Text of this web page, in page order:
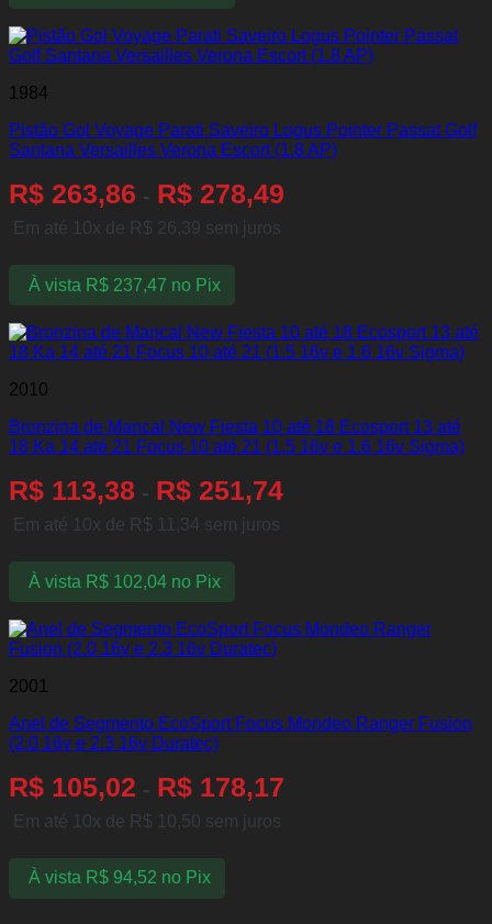
1984
Pistão Gol Voyage Parati Saveiro Logus Pointer Passat Golf
Santana Versailles Verona Escort (1.8 AP)
R$ 263,86 - R$ 278,49
Em até 10x de R$ 26,39 sem juros
À vista R$237,47 no Pix
2010
Bronzina de Mancal New Fiesta 10 até 18 Ecosport 13 até
18 Ka 14 até 21 Focus 10 até 21 (1.5 16v e 1.6 16v Sigma)
R$ 113,38 - R$ 251,74
Em até 10x de R$ 11,34 sem juros
À vista R$102,04 no Pix
2001
Anel de Segmento EcoSport Focus Mondeo Ranger Fusion
(2.0 16v e 2.3 16v Duratec)
R$ 105,02 - R$ 178,17
Em até 10x de R$ 10,50 sem juros
À vista R$94,52 no Pix